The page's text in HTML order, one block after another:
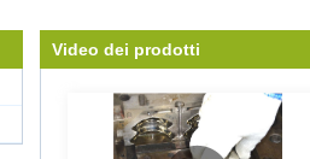
Video dei prodotti